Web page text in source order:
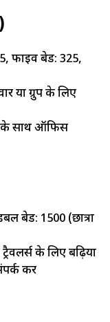
फाइव बेड: ₹325,
या ग्रुप के लिए
के साथ ऑफिस
बेड: ₹1500 (छात्रों
के लिए बढ़िया
करें